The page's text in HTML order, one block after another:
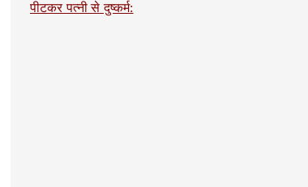
पीटकर पत्नी से दुष्कर्म: